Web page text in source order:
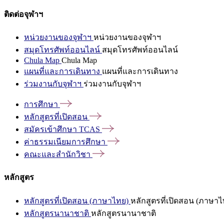
ติดต่อจุฬาฯ
หน่วยงานของจุฬาฯ หน่วยงานของจุฬาฯ
สมุดโทรศัพท์ออนไลน์ สมุดโทรศัพท์ออนไลน์
Chula Map Chula Map
แผนที่และการเดินทาง แผนที่และการเดินทาง
ร่วมงานกับจุฬาฯ ร่วมงานกับจุฬาฯ
การศึกษา
หลักสูตรที่เปิดสอน
สมัครเข้าศึกษา TCAS
ค่าธรรมเนียมการศึกษา
คณะและสำนักวิชา
หลักสูตร
หลักสูตรที่เปิดสอน (ภาษาไทย) หลักสูตรที่เปิดสอน (ภาษาไ
หลักสูตรนานาชาติ หลักสูตรนานาชาติ